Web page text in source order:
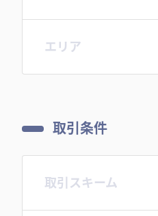
エリア
取引条件
取引スキーム